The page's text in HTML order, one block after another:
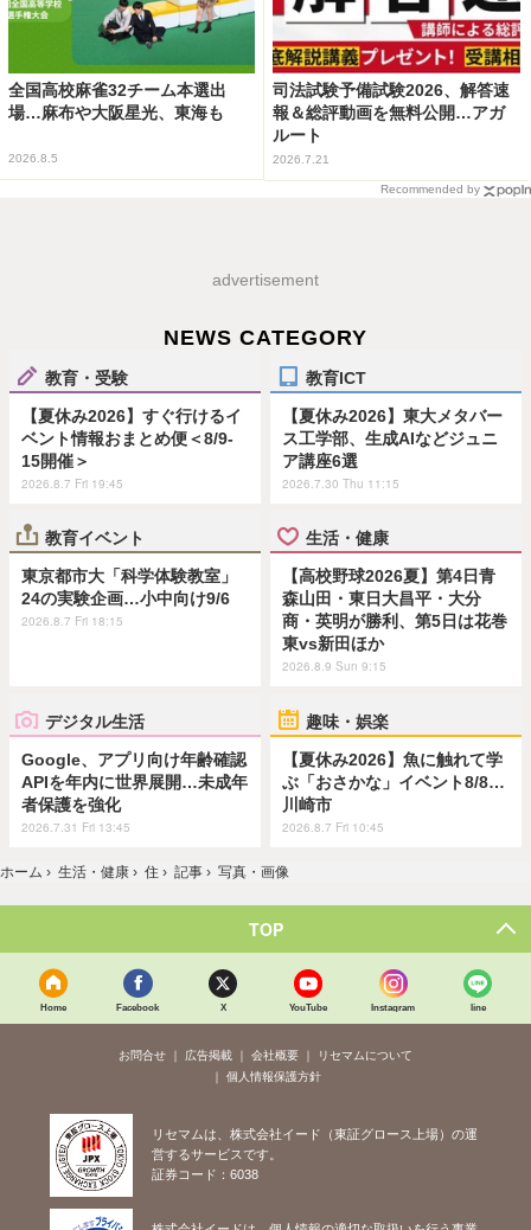
全国高校麻雀32チーム本選出
場…麻布や大阪星光、東海も
2026.8.5
司法試験予備試験2026、解答速
報＆総評動画を無料公開…アガ
ルート
2026.7.21
Recommended by
advertisement
NEWS CATEGORY
教育・受験
【夏休み2026】すぐ行けるイ
ベント情報おまとめ便＜8/9-
15開催＞
2026.8.7 Fri 19:45
教育ICT
【夏休み2026】東大メタバー
ス工学部、生成AIなどジュニ
ア講座6選
2026.7.30 Thu 11:15
教育イベント
東京都市大「科学体験教室」
24の実験企画…小中向け9/6
2026.8.7 Fri 18:15
生活・健康
【高校野球2026夏】第4日青
森山田・東日大昌平・大分
商・英明が勝利、第5日は花巻
東vs新田ほか
2026.8.9 Sun 9:15
デジタル生活
Google、アプリ向け年齢確認
APIを年内に世界展開…未成年
者保護を強化
2026.7.31 Fri 13:45
趣味・娯楽
【夏休み2026】魚に触れて学
ぶ「おさかな」イベント8/8…
川崎市
2026.8.7 Fri 10:45
ホーム › 生活・健康 › 住 › 記事 › 写真・画像
TOP
Home Facebook X YouTube Instagram line
お問合せ 広告掲載 会社概要
リセマムについて
個人情報保護方針
リセマムは、株式会社イード（東証グロース上場）の運
営するサービスです。
証券コード：6038